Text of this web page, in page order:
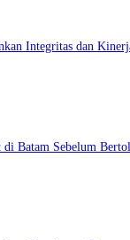
Integritas dan
Batam Sebelum